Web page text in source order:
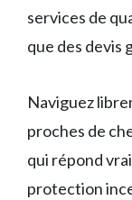
services de
que des devis
Naviguez
proches de
qui répond
protection